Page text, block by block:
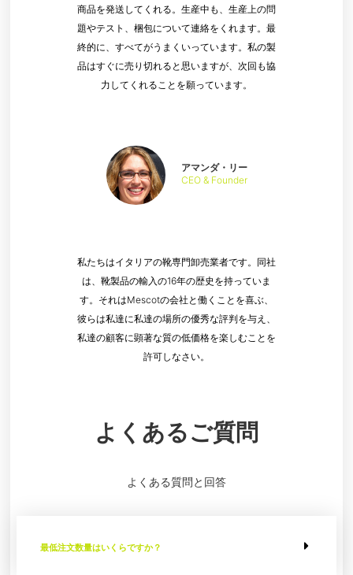
私たちはイタリアの靴専門卸売業者です。同社
は、靴製品の輸入の16年の歴史を持っていま
す。それはMescotの会社と働くことを喜ぶ、
彼らは私達に私達の場所の優秀な評判を与え、
私達の顧客に顕著な質の低価格を楽しむことを
許可しなさい。
アマンダ・リー
CEO & Founder
商品を発送してくれる。生産中も、生産上の問
題やテスト、梱包について連絡をくれます。最
終的に、すべてがうまくいっています。私の製
品はすぐに売り切れると思いますが、次回も協
力してくれることを願っています。
よくあるご質問
よくある質問と回答
最低注文数量はいくらですか？